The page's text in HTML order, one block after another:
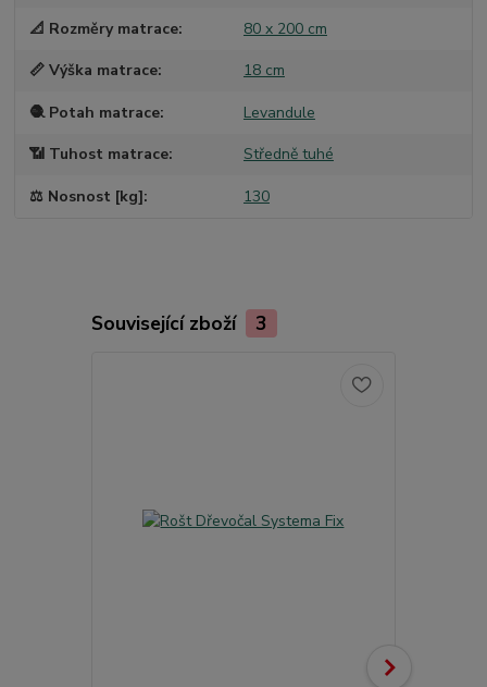
📐 Rozměry matrace 80 x 200 cm
📏 Výška matrace 18 cm
🧶 Potah matrace Levandule
📶 Tuhost matrace Středně tuhé
⚖️ Nosnost [kg] 130
Související zboží 3